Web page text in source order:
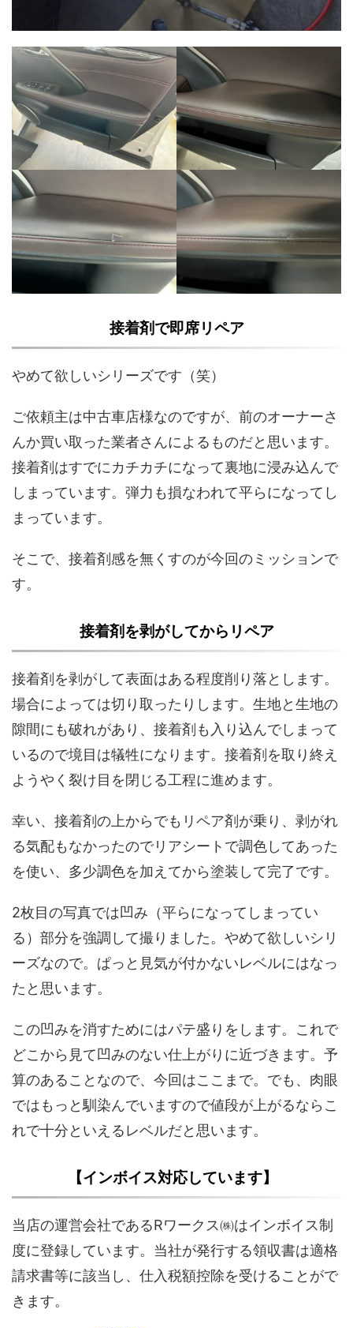
接着剤で即席リペア
やめて欲しいシリーズです（笑）
ご依頼主は中古車店様なのですが、前のオーナーさ
んか買い取った業者さんによるものだと思います。
接着剤はすでにカチカチになって裏地に浸み込んで
しまっています。弾力も損なわれて平らになってし
まっています。
そこで、接着剤感を無くすのが今回のミッションで
す。
接着剤を剥がしてからリペア
接着剤を剥がして表面はある程度削り落とします。
場合によっては切り取ったりします。生地と生地の
隙間にも破れがあり、接着剤も入り込んでしまって
いるので境目は犠牲になります。接着剤を取り終え
ようやく裂け目を閉じる工程に進めます。
幸い、接着剤の上からでもリペア剤が乗り、剥がれ
る気配もなかったのでリアシートで調色してあった
を使い、多少調色を加えてから塗装して完了です。
2枚目の写真では凹み（平らになってしまってい
る）部分を強調して撮りました。やめて欲しいシリ
ーズなので。ぱっと見気が付かないレベルにはなっ
たと思います。
この凹みを消すためにはパテ盛りをします。これで
どこから見て凹みのない仕上がりに近づきます。予
算のあることなので、今回はここまで。でも、肉眼
ではもっと馴染んでいますので値段が上がるならこ
れで十分といえるレベルだと思います。
【インボイス対応しています】
当店の運営会社であるRワークス㈱はインボイス制
度に登録しています。当社が発行する領収書は適格
請求書等に該当し、仕入税額控除を受けることがで
きます。